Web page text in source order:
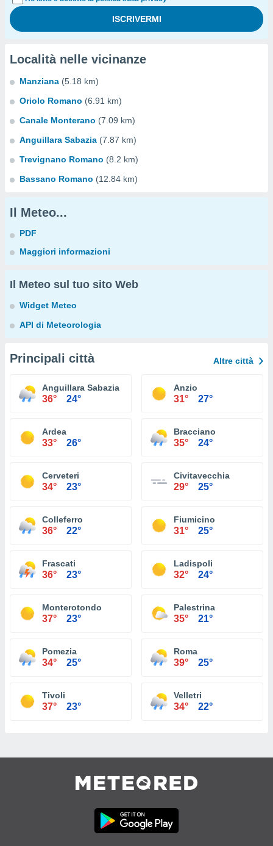
Località nelle vicinanze
Manziana (5.18 km)
Oriolo Romano (6.91 km)
Canale Monterano (7.09 km)
Anguillara Sabazia (7.87 km)
Trevignano Romano (8.2 km)
Bassano Romano (12.84 km)
Il Meteo...
PDF
Maggiori informazioni
Il Meteo sul tuo sito Web
Widget Meteo
API di Meteorologia
Principali città Altre città
Anguillara Sabazia
36° 24°
Anzio
31° 27°
Ardea
33° 26°
Bracciano
35° 24°
Cerveteri
34° 23°
Civitavecchia
29° 25°
Colleferro
36° 22°
Fiumicino
31° 25°
Frascati
36° 23°
Ladispoli
32° 24°
Monterotondo
37° 23°
Palestrina
35° 21°
Pomezia
34° 25°
Roma
39° 25°
Tivoli
37° 23°
Velletri
34° 22°